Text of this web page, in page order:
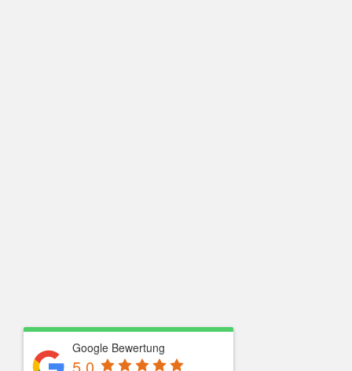
Google Bewertung
5.0